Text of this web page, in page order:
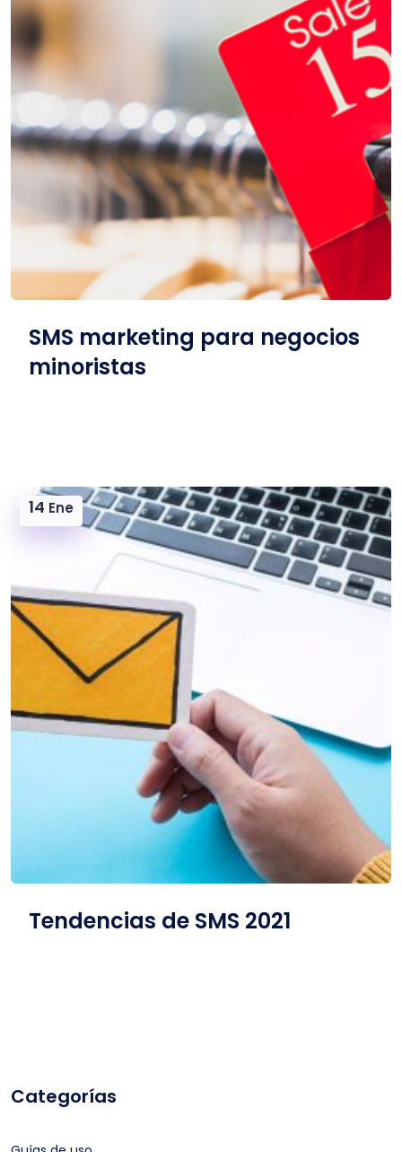
SMS marketing para negocios
minoristas
14 Ene
Tendencias de SMS 2021
Categorías